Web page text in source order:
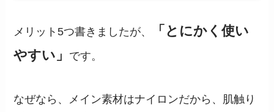
メリット5つ書きましたが、
「とにかく使い
やすい」
です。
なぜなら、メイン素材はナイロンだから、肌触り